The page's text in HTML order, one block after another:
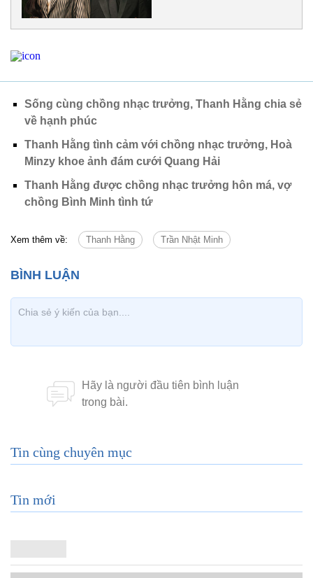
Sống cùng chồng nhạc trưởng, Thanh Hằng chia sẻ
về hạnh phúc
Thanh Hằng tình cảm với chồng nhạc trưởng, Hoà
Minzy khoe ảnh đám cưới Quang Hải
Thanh Hằng được chồng nhạc trưởng hôn má, vợ
chồng Bình Minh tình tứ
Xem thêm về: Thanh Hằng Trần Nhật Minh
Tin cùng chuyên mục
Tin mới